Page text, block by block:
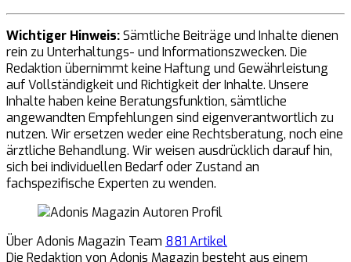
Wichtiger Hinweis:Sämtliche Beiträge und Inhalte dienen
rein zu Unterhaltungs- und Informationszwecken. Die
Redaktion übernimmt keine Haftung und Gewährleistung
auf Vollständigkeit und Richtigkeit der Inhalte. Unsere
Inhalte haben keine Beratungsfunktion, sämtliche
angewandten Empfehlungen sind eigenverantwortlich zu
nutzen. Wir ersetzen weder eine Rechtsberatung, noch eine
ärztliche Behandlung. Wir weisen ausdrücklich darauf hin,
sich bei individuellen Bedarf oder Zustand an
fachspezifische Experten zu wenden.
Über Adonis Magazin Team 881 Artikel
Die Redaktion von Adonis Magazin besteht aus einem